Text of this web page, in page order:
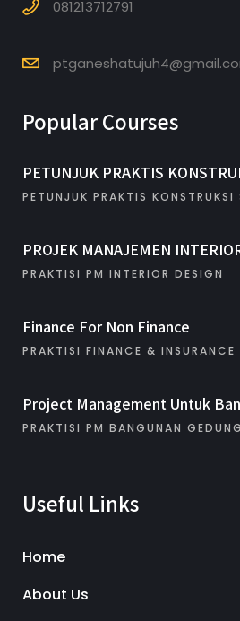
081213712791
Popular Courses
PETUNJUK PRAKTIS
PETUNJUK PRAKTIS KONSTRUKSI
PROJEK MANAJEMEN
PRAKTISI PM INTERIOR DESIGN
Finance For Non Finance
PRAKTISI FINANCE & INSURANCE
Project Management Untuk
PRAKTISI PM BANGUNAN
Useful Links
Home
About Us